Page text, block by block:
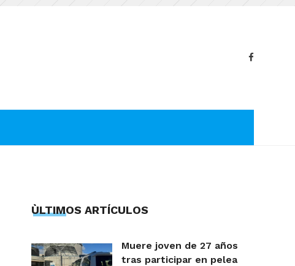
ÙLTIMOS ARTÍCULOS
Muere joven de 27 años
tras participar en pelea